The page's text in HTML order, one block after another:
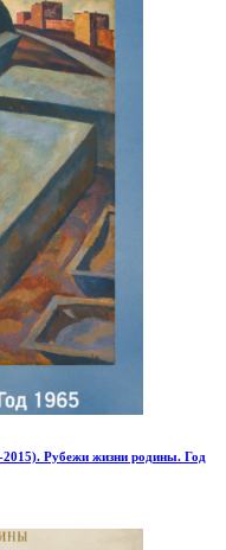
Рубежи жизни родины. Год